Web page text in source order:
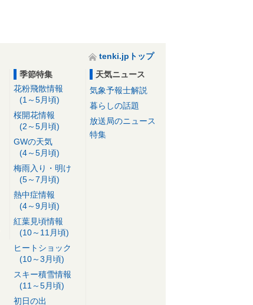
tenki.jpトップ
季節特集
花粉飛散情報
(1～5月頃)
桜開花情報
(2～5月頃)
GWの天気
(4～5月頃)
梅雨入り・明け
(5～7月頃)
熱中症情報
(4～9月頃)
紅葉見頃情報
(10～11月頃)
ヒートショック
(10～3月頃)
スキー積雪情報
(11～5月頃)
初日の出
天気ニュース
気象予報士解説
暮らしの話題
放送局のニュース
特集